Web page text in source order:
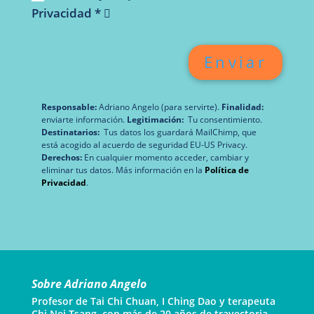
Privacidad *
Enviar
Responsable:Adriano Angelo (para servirte). Finalidad:
enviarte información. Legitimación: Tu consentimiento.
Destinatarios: Tus datos los guardará MailChimp, que
está acogido al acuerdo de seguridad EU-US Privacy.
Derechos: En cualquier momento acceder, cambiar y
eliminar tus datos. Más información en la Política de
Privacidad.
Sobre Adriano Angelo
Profesor de Tai Chi Chuan, I Ching Dao y terapeuta